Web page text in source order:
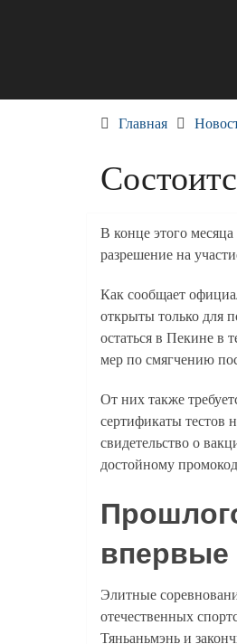
Главная
В конце этого
разрешение на
Как сообщает
открыты только для
остаться в Пекине в
мер по смягчению
От них также
сертификаты тестов
свидетельство о
достойному
впервые
Элитные
отечественных
Тяньаньмэнь и